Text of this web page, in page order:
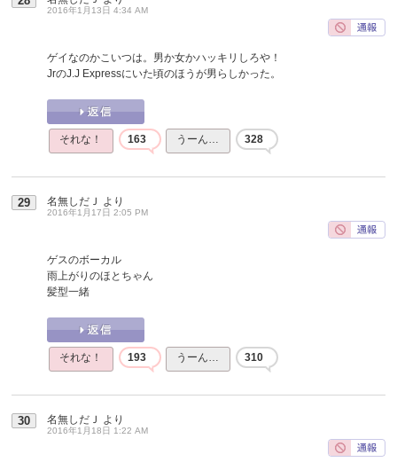
2016年1月13日 4:34 AM
ゲイなのかこいつは。男か女かハッキリしろや！
JrのJ.J Expressにいた頃のほうが男らしかった。
それな！ 163 うーん… 328
29 名無しだＪ より
2016年1月17日 2:05 PM
ゲスのボーカル
雨上がりのほとちゃん
髪型一緒
それな！ 193 うーん… 310
30 名無しだＪ より
2016年1月18日 1:22 AM